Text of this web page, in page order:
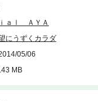
ａｌ ＡＹＡ
にうずくカラダ
05/06
MB